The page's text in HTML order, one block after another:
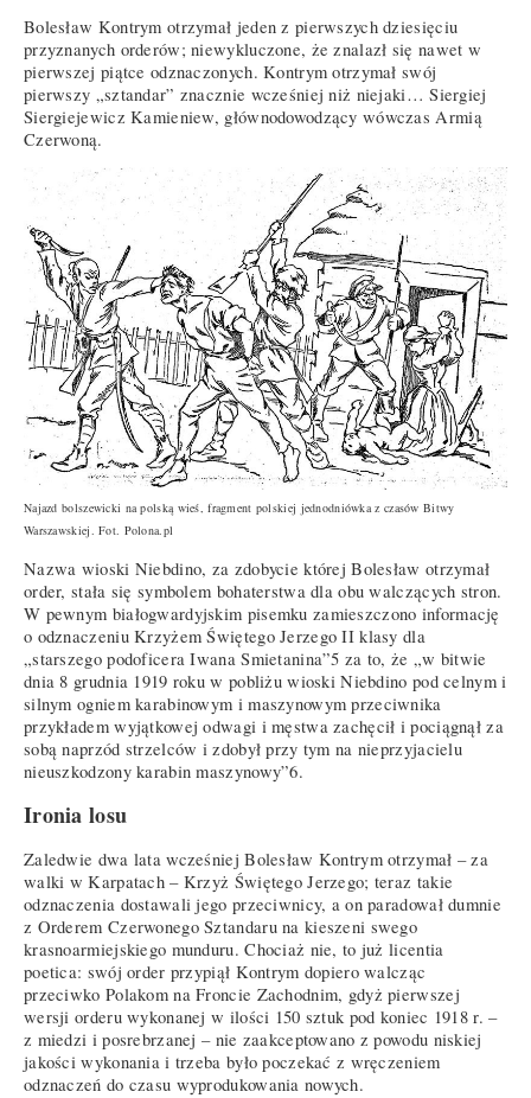
Bolesław Kontrym otrzymał jeden z pierwszych dziesięciu
przyznanych orderów; niewykluczone, że znalazł się nawet w
pierwszej piątce odznaczonych. Kontrym otrzymał swój
pierwszy „sztandar” znacznie wcześniej niż niejaki… Siergiej
Siergiejewicz Kamieniew, głównodowodzący wówczas Armią
Czerwoną.
Najazd bolszewicki na polską wieś, fragment polskiej jednodniówka z czasów Bitwy
Warszawskiej. Fot. Polona.pl
Nazwa wioski Niebdino, za zdobycie której Bolesław otrzymał
order, stała się symbolem bohaterstwa dla obu walczących stron.
W pewnym białogwardyjskim pisemku zamieszczono informację
o odznaczeniu Krzyżem Świętego Jerzego II klasy dla
„starszego podoficera Iwana Smietanina”5 za to, że „w bitwie
dnia 8 grudnia 1919 roku w pobliżu wioski Niebdino pod celnym i
silnym ogniem karabinowym i maszynowym przeciwnika
przykładem wyjątkowej odwagi i męstwa zachęcił i pociągnął za
sobą naprzód strzelców i zdobył przy tym na nieprzyjacielu
nieuszkodzony karabin maszynowy”6.
Ironia losu
Zaledwie dwa lata wcześniej Bolesław Kontrym otrzymał – za
walki w Karpatach – Krzyż Świętego Jerzego; teraz takie
odznaczenia dostawali jego przeciwnicy, a on paradował dumnie
z Orderem Czerwonego Sztandaru na kieszeni swego
krasnoarmiejskiego munduru. Chociaż nie, to już licentia
poetica: swój order przypiął Kontrym dopiero walcząc
przeciwko Polakom na Froncie Zachodnim, gdyż pierwszej
wersji orderu wykonanej w ilości 150 sztuk pod koniec 1918 r. –
z miedzi i posrebrzanej – nie zaakceptowano z powodu niskiej
jakości wykonania i trzeba było poczekać z wręczeniem
odznaczeń do czasu wyprodukowania nowych.